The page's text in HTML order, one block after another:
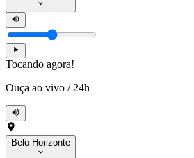
Tocando agora!
Ouça ao vivo / 24h
Belo Horizonte